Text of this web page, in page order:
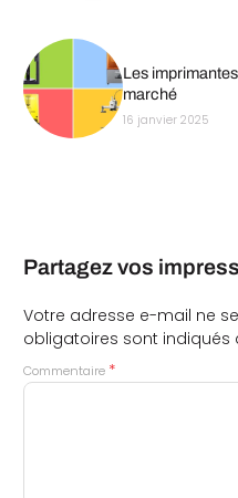
Les
marché
16 janvier 2025
Partagez vos
Votre adresse e-mail ne
obligatoires sont indiqués
Commentaire *